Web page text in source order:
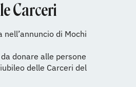
Carceri
di Mochi
donare alle persone
delle Carceri del